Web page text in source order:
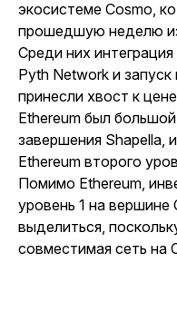
экосистеме Cosmo,
прошедшую неделю
Среди них
Pyth Network и
принесли хвост к
Ethereum был
завершения Shapella,
Ethereum второго
Помимо Ethereum,
уровень 1 на
выделиться,
совместимая сеть на